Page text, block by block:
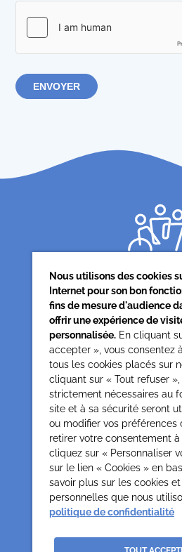
Siège
62 rue de la
75013
Cesap
01 53 20 68
Mentions Légales
Gestion des cookies
Politique de confidentialité et
Nous utilisons des cookies
Internet pour son bon
fins de mesure d'audience
offrir une expérience de
personnalisée. En cliquant
accepter », vous consentez
tous les cookies placés sur
cliquant sur « Tout refuser
strictement nécessaires au
site et à sa sécurité seront
ou modifier vos préférences
retirer votre consentement à
cliquez sur « Personnaliser
sur le lien « Cookies » en
savoir plus sur les cookies
personnelles que nous
politique de confidentialité